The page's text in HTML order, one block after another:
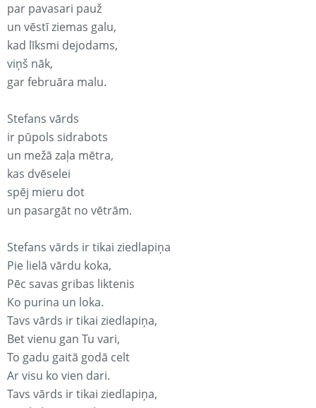
par pavasari pauž
un vēstī ziemas galu,
kad līksmi dejodams,
viņš nāk,
gar februāra malu.
Stefans vārds
ir pūpols sidrabots
un mežā zaļa mētra,
kas dvēselei
spēj mieru dot
un pasargāt no vētrām.
Stefans vārds ir tikai ziedlapiņa
Pie lielā vārdu koka,
Pēc savas gribas liktenis
Ko purina un loka.
Tavs vārds ir tikai ziedlapiņa,
Bet vienu gan Tu vari,
To gadu gaitā godā celt
Ar visu ko vien dari.
Tavs vārds ir tikai ziedlapiņa,